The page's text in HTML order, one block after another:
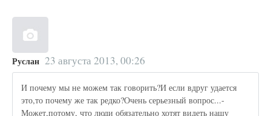
Руслан 23 августа 2013, 00:26
И почему мы не можем так говорить?И если вдруг удается
это,то почему же так редко?Очень серьезный вопрос...-
Может,потому, что люди обязательно хотят видеть нашу